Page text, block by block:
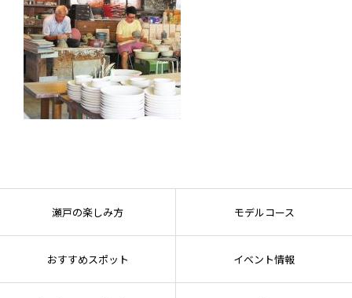
瀬戸の楽しみ方 モデルコース
おすすめスポット イベント情報